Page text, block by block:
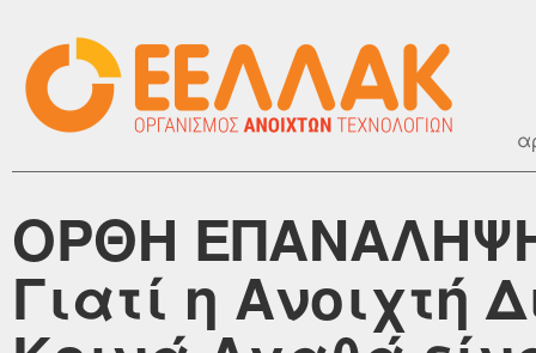
ΟΡΘΗ
Γιατί η Ανοιχτή